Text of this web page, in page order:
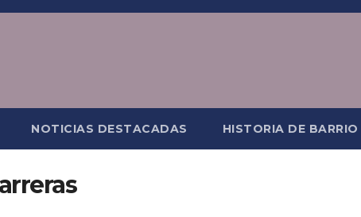
NOTICIAS DESTACADAS HISTORIA DE BARRIO